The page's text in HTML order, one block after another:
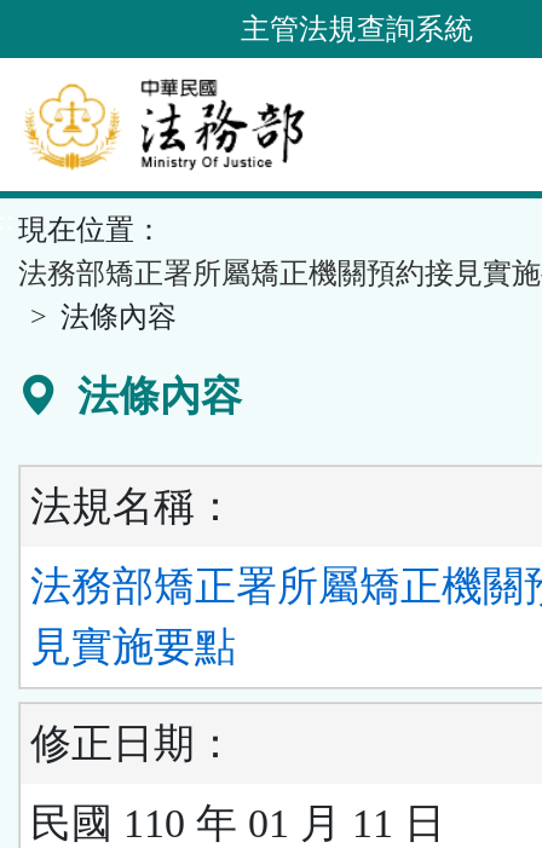
到
要
內
容
區
塊
主管法規查詢系統
現在位置：
法務部矯正署所屬矯正機關預約接見實
法條內容
法條內容
法規名稱：
法務部矯正署所屬矯正機關
見實施要點
修正日期：
民國 110 年 01 月 11 日